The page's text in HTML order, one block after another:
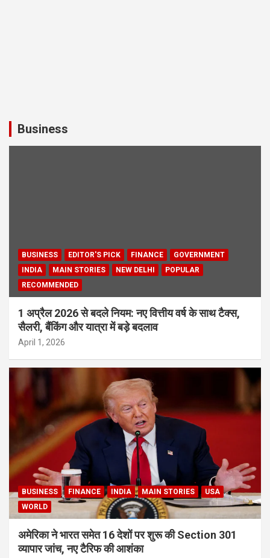
Business
BUSINESS EDITOR'S PICK FINANCE
GOVERNMENT
INDIA
MAIN STORIES NEW DELHI
POPULAR
RECOMMENDED
1 अप्रैल 2026 से बदले नियम: नए वित्तीय वर्ष के साथ टैक्स,
सैलरी, बैंकिंग और यात्रा में बड़े बदलाव
April 1, 2026
BUSINESS FINANCE INDIA MAIN STORIES
USA
WORLD
अमेरिका ने भारत समेत 16 देशों पर शुरू की Section 301
व्यापार जांच, नए टैरिफ की आशंका